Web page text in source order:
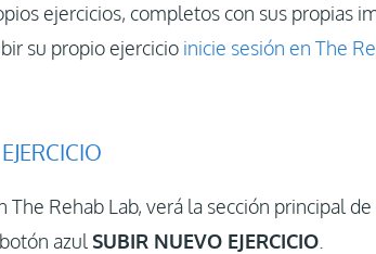
ejercicios, completos con sus propias
su propio ejercicio inicie sesión en The
Rehab Lab, verá la sección principal de
azul SUBIR NUEVO EJERCICIO